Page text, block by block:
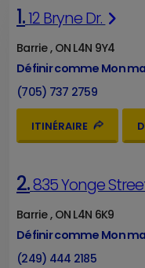
1.12 Bryne Dr.
Barrie , ON L4N 9Y4
Définir comme Mon
(705) 737 2759
ITINÉRAIRE
2.835 Yonge
Barrie , ON L4N 6K9
Définir comme Mon
(249) 444 2185